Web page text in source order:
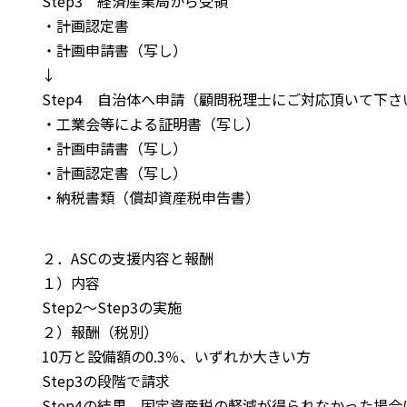
・計画認定書
・計画申請書（写し）
↓
Step4 自治体へ申請（顧問税理士にご対応頂いて下さ
・工業会等による証明書（写し）
・計画申請書（写し）
・計画認定書（写し）
・納税書類（償却資産税申告書）
２．ASCの支援内容と報酬
１）内容
Step2～Step3の実施
２）報酬（税別）
10万と設備額の0.3％、いずれか大きい方
Step3の段階で請求